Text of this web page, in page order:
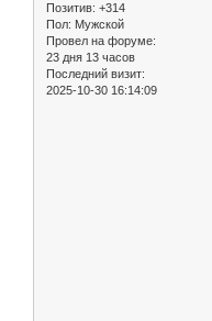
Позитив: +314
Пол: Мужской
Провел на форуме:
23 дня 13 часов
Последний визит:
2025-10-30 16:14:09